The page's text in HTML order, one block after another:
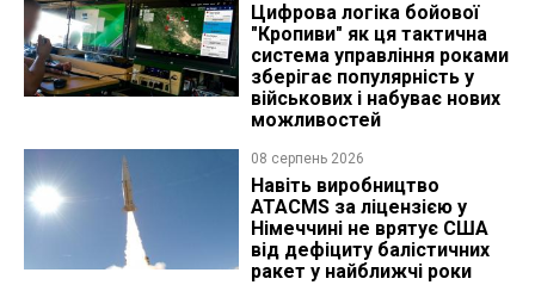
Цифрова логіка бойової
"Кропиви" як ця тактична
система управління роками
зберігає популярність у
військових і набуває нових
можливостей
08 серпень 2026
Навіть виробництво
ATACMS за ліцензією у
Німеччині не врятує США
від дефіциту балістичних
ракет у найближчі роки